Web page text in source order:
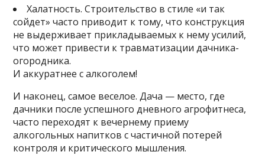
Халатность. Строительство в стиле «и так
сойдет» часто приводит к тому, что конструкция
не выдерживает прикладываемых к нему усилий,
что может привести к травматизации дачника-
огородника.
И аккуратнее с алкоголем!
И наконец, самое веселое. Дача — место, где
дачники после успешного дневного агрофитнеса,
часто переходят к вечернему приему
алкогольных напитков с частичной потерей
контроля и критического мышления.